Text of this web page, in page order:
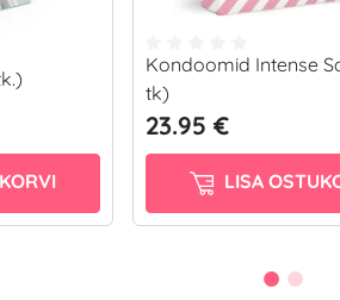
Kondoomid Intense
tk)
23.95 €
LISA